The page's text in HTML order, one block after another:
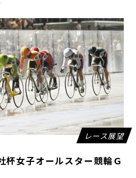
レース展望
杯女子オールスター競輪Ｇ